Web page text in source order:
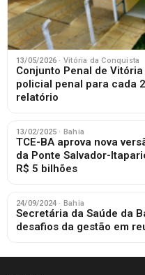
13/05/2026 · Vitória da Conquista
Conjunto Penal de
policial penal para cada
relatório
13/02/2025 · Bahia
TCE-BA aprova nova
da Ponte Salvador-
R$ 5 bilhões
24/09/2024 · Bahia
Secretária da Saúde da
desafios da gestão em